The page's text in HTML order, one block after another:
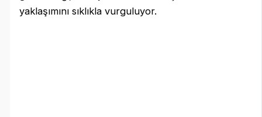
yaklaşımını sıklıkla vurguluyor.